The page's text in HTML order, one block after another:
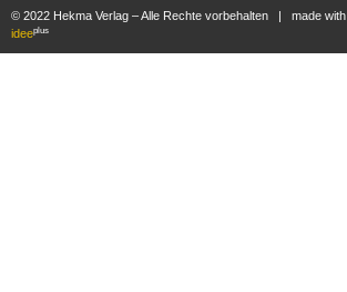
© 2022 Hekma Verlag – Alle Rechte vorbehalten | made with
ideeplus